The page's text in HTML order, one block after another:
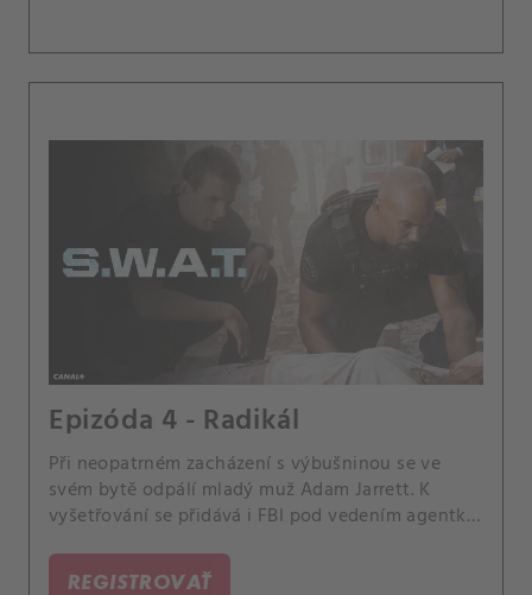
Epizóda 4 - Radikál
Při neopatrném zacházení s výbušninou se ve
svém bytě odpálí mladý muž Adam Jarrett. K
vyšetřování se přidává i FBI pod vedením agentky
REGISTROVAŤ